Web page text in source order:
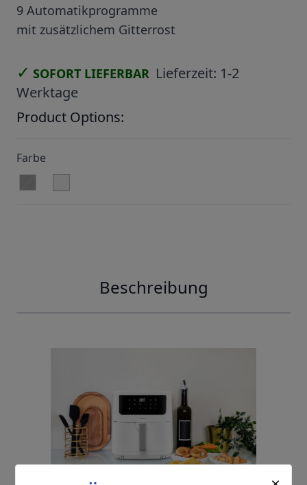
9 Automatikprogramme
mit zusätzlichem Gitterrost
✓ SOFORT LIEFERBAR Lieferzeit: 1-2
Werktage
Product Options:
Farbe
Beschreibung